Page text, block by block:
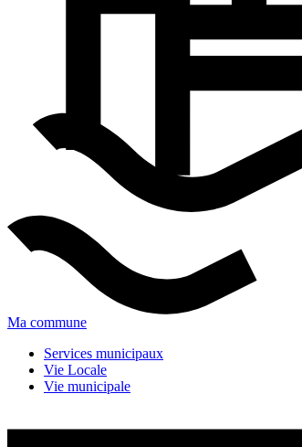
Ma commune
Services municipaux
Vie Locale
Vie municipale